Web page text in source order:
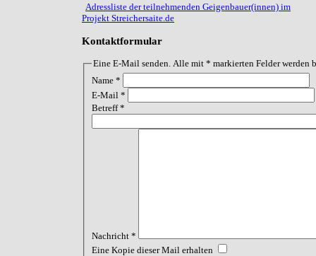
Adressliste der teilnehmenden Geigenbauer(innen) im
Projekt Streichersaite.de
Kontaktformular
Eine E-Mail senden. Alle mit * markierten Felder werden
Name*
E-Mail *
Betreff*
Nachricht*
Eine Kopie dieser Mail erhalten